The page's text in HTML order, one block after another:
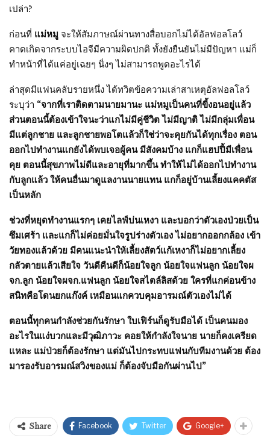
เปล่า?
ก่อนที่ แม่หมู จะให้สัมภาษณ์ผ่านทางสื่อบอกไม่ได้อัลฟอลโลว์
คาดเกิดจากระบบไอจีมีความผิดปกติ ทั้งยังยืนยันไม่มีปัญหา แม่ก็
ทำหน้าที่ได้แค่อยู่เฉยๆ นิ่งๆ ไม่สามารถพูดอะไรได้
ล่าสุดมีแฟนคลับรายหนึ่ง ได้ทวิตข้อความเล่าสาเหตุอัลฟอลโลว์
ระบุว่า “จากที่เราติดตามนายมานะ แม่หมูเป็นคนที่ขี้งอนอยู่แล้ว
ส่วนตอนนี้ต้องเข้าใจนะว่าแกไม่มีคู่ชีวิต ไม่มีญาติ ไม่มีกลุ่มเพื่อน
มีแต่ลูกชาย และลูกชายพอโตแล้วก็ใช่ว่าจะคุยกันได้ทุกเรื่อง ตอน
ออกไปทำงานแกยังได้พบเจอผู้คน มีสังคมบ้าง แกก็แฮปปี้มีเพื่อน
คุย ตอนนี้สุขภาพไม่ดีและอายุที่มากขึ้น ทำให้ไม่ได้ออกไปทำงาน
กับลูกแล้ว ให้คนอื่นมาดูแลงานนายแทน แกก็อยู่บ้านเลี้ยงแคคตัส
เป็นหลัก
ช่วงที่หยุดทำงานแรกๆ เคยไลฟ์บ่นเหงา และบอกว่าตัวเองป่วยเป็น
ซึมเศร้า และแกก็ไม่ค่อยมั่นใจรูปร่างตัวเอง ไม่อยากออกกล้อง เข้า
วัยทองแล้วด้วย มีคนแนะนำให้เลี้ยงสัตว์แก้เหงาก็ไม่อยากเลี้ยง
กลัวตายแล้วเสียใจ วันดีคืนดีก็น้อยใจลูก น้อยใจแฟนลูก น้อยใจผ
จก.ลูก น้อยใจผจก.แฟนลูก น้อยใจสไตล์ลิสด้วย ใครที่แกค่อนข้าง
สนิทคือโดนยกแก๊งค์ เหมือนแกควบคุมอารมณ์ตัวเองไม่ได้
ตอนนี้ทุกคนกำลังช่วยกันรักษา ใบเฟิร์นก็ดูรับมือได้ เป็นคนมอง
อะไรในแง่บวกและมีวุฒิภาวะ คอยให้กำลังใจนาย นายก็คงเครียด
แหละ แม่ป่วยก็ต้องรักษา แต่มันไปกระทบแฟนกับทีมงานด้วย ต้อง
มารองรับอารมณ์สวิงของแม่ ก็ต้องจับมือกันผ่านไป”
Share Facebook Twitter Google+